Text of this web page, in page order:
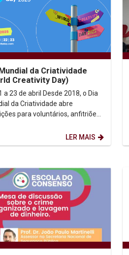
da Criatividade
Creativity Day)
de abril Desde 2018, o Dia
da Criatividade abre
para voluntários, anfitriões,
LER MAIS